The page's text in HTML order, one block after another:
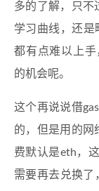
多的了解，只不
学习曲线，还
都有点难以上
的机会呢。
这个再说说借
的，但是用的网
费默认是eth，
需要再去兑换了